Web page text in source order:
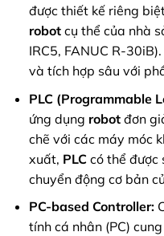
được thiết kế riêng
robotcụ thể của nhà
IRC5, FANUC R-
và tích hợp sâu với
PLC (Programmable
ứng dụng robotđơn
chẽ với các máy móc
xuất, PLCcó thể được
chuyển động cơ bản
PC-based Controller:
tính cá nhân (PC)